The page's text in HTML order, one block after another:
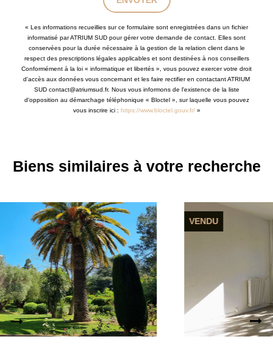
« Les informations recueillies sur ce formulaire sont enregistrées dans un fichier
informatisé par ATRIUM SUD pour gérer votre demande de contact. Elles sont
conservées pour la durée nécessaire à la gestion de la relation client dans le
respect des prescriptions légales applicables et sont destinées à nos conseillers
Conformément à la loi « informatique et libertés », vous pouvez exercer votre droit
d'accès aux données vous concernant et les faire rectifier en contactant ATRIUM
SUD contact@atriumsud.fr. Nous vous informons de l'existence de la liste
d'opposition au démarchage téléphonique « Bloctel », sur laquelle vous pouvez
vous inscrire ici : https://www.bloctel.gouv.fr/»
Biens similaires à votre recherche
VENDU